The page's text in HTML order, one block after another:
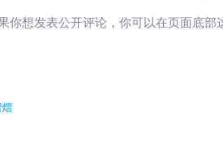
想发表公开评论，你可以在页面底部